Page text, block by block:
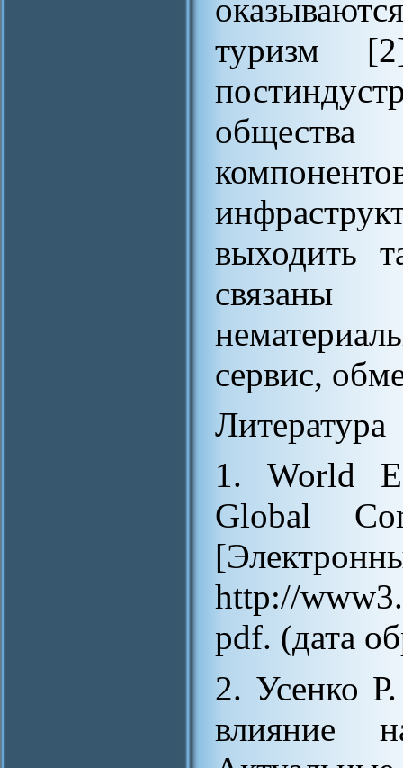
туризм
выходить
сервис,
Литература
1. World
Global
http://
pdf. (дата
2. Усенко
влияние